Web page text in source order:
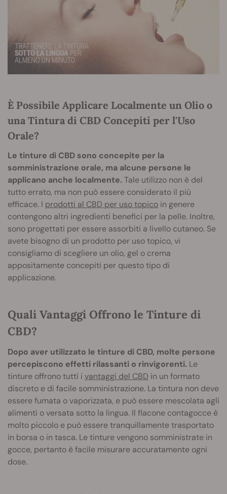
È Possibile Applicare Localmente un Olio o
una Tintura di CBD Concepiti per l'Uso
Orale?
Le tinture di CBD sono concepite per la
somministrazione orale, ma alcune persone le
applicano anche localmente. Tale utilizzo non è del
tutto errato, ma non può essere considerato il più
efficace. I prodotti al CBD per uso topico in genere
contengono altri ingredienti benefici per la pelle. Inoltre,
sono progettati per essere assorbiti a livello cutaneo. Se
avete bisogno di un prodotto per uso topico, vi
consigliamo di scegliere un olio, gel o crema
appositamente concepiti per questo tipo di
applicazione.
Quali Vantaggi Offrono le Tinture di
CBD?
Dopo aver utilizzato le tinture di CBD, molte persone
percepiscono effetti rilassanti o rinvigorenti. Le
tinture offrono tutti i vantaggi del CBD in un formato
discreto e di facile somministrazione. La tintura non deve
essere fumata o vaporizzata, e può essere mescolata agli
alimenti o versata sotto la lingua. Il flacone contagocce è
molto piccolo e può essere tranquillamente trasportato
in borsa o in tasca. Le tinture vengono somministrate in
gocce, pertanto è facile misurare accuratamente ogni
dose.